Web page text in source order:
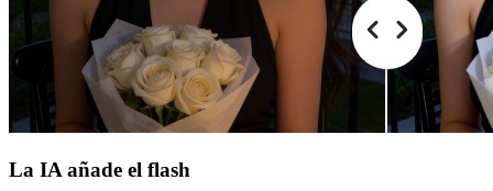
La IA añade el flash